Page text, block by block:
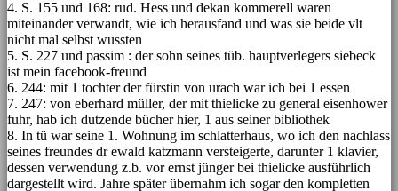
4. S. 155 und 168: rud. Hess und dekan kommerell waren
miteinander verwandt, wie ich herausfand und was sie beide vlt
nicht mal selbst wussten
5. S. 227 und passim : der sohn seines tüb. hauptverlegers siebeck
ist mein facebook-freund
6. 244: mit 1 tochter der fürstin von urach war ich bei 1 essen
7. 247: von eberhard müller, der mit thielicke zu general eisenhower
fuhr, hab ich dutzende bücher hier, 1 aus seiner bibliothek
8. In tü war seine 1. Wohnung im schlatterhaus, wo ich den nachlass
seines freundes dr ewald katzmann versteigerte, darunter 1 klavier,
dessen verwendung z.b. vor ernst jünger bei thielicke ausführlich
dargestellt wird. Jahre später übernahm ich sogar den kompletten